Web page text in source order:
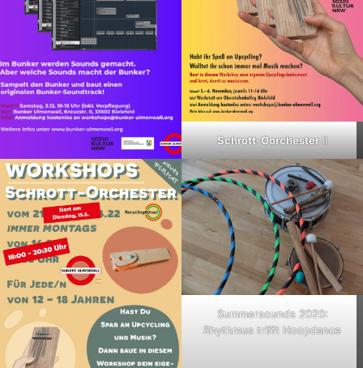
Schrott-OorchesterII
Summersounds 2020:
Rhythmus trifft Hoopdance